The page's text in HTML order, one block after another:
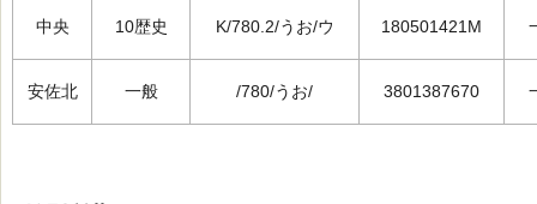
中央 10歴史 K/780.2/うお/ウ 180501421M
安佐北 一般 /780/うお/ 3801387670